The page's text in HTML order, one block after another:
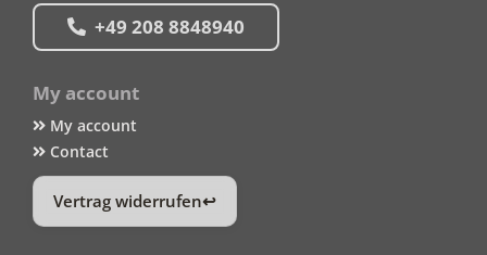
+49 208 8848940
My account
My account
Contact
Vertrag widerrufen